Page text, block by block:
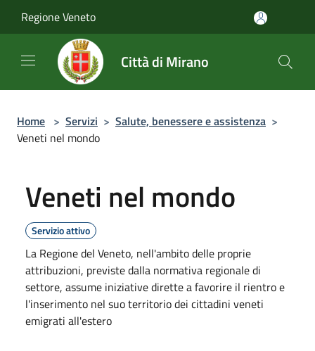
Regione Veneto
Città di Mirano
Home > Servizi > Salute, benessere e assistenza >
Veneti nel mondo
Veneti nel mondo
Servizio attivo
La Regione del Veneto, nell'ambito delle proprie
attribuzioni, previste dalla normativa regionale di
settore, assume iniziative dirette a favorire il rientro e
l'inserimento nel suo territorio dei cittadini veneti
emigrati all'estero